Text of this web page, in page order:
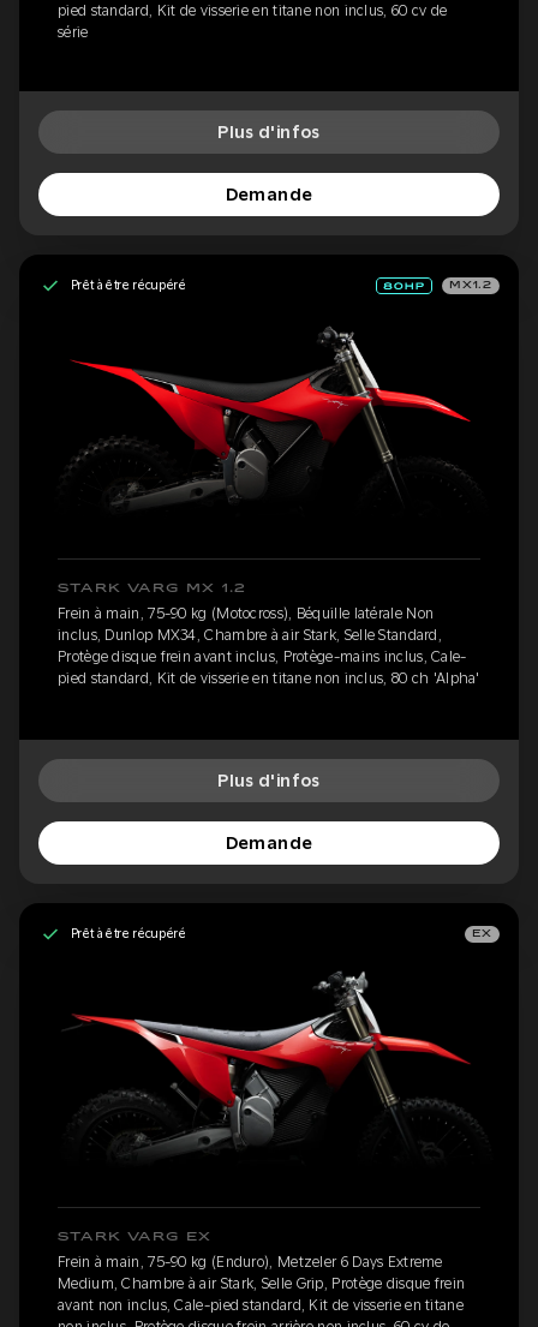
pied standard, Kit de visserie en titane non inclus, 60 cv de
série
Plus d'infos
Demande
Prêt à être récupéré MX1.2
STARK VARG MX 1.2
Frein à main, 75-90 kg (Motocross), Béquille latérale Non
inclus, Dunlop MX34, Chambre à air Stark, Selle Standard,
Protège disque frein avant inclus, Protège-mains inclus, Cale-
pied standard, Kit de visserie en titane non inclus, 80 ch 'Alpha'
Plus d'infos
Demande
Prêt à être récupéré EX
STARK VARG EX
Frein à main, 75-90 kg (Enduro), Metzeler 6 Days Extreme
Medium, Chambre à air Stark, Selle Grip, Protège disque frein
avant non inclus, Cale-pied standard, Kit de visserie en titane